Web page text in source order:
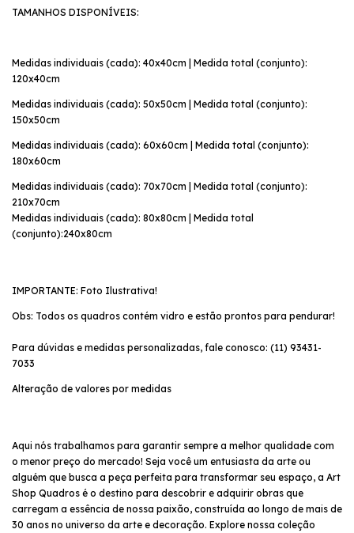
TAMANHOS DISPONÍVEIS:
Medidas individuais (cada): 40x40cm | Medida total (conjunto):
120x40cm
Medidas individuais (cada): 50x50cm | Medida total (conjunto):
150x50cm
Medidas individuais (cada): 60x60cm | Medida total (conjunto):
180x60cm
Medidas individuais (cada): 70x70cm | Medida total (conjunto):
210x70cm
Medidas individuais (cada): 80x80cm | Medida total
(conjunto):240x80cm
IMPORTANTE: Foto Ilustrativa!
Obs: Todos os quadros contém vidro e estão prontos para pendurar!
Para dúvidas e medidas personalizadas, fale conosco: (11) 93431-
7033
Alteração de valores por medidas
Aqui nós trabalhamos para garantir sempre a melhor qualidade com
o menor preço do mercado! Seja você um entusiasta da arte ou
alguém que busca a peça perfeita para transformar seu espaço, a Art
Shop Quadros é o destino para descobrir e adquirir obras que
carregam a essência de nossa paixão, construída ao longo de mais de
30 anos no universo da arte e decoração. Explore nossa coleção